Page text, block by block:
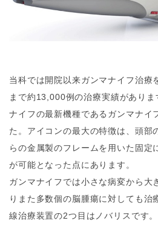
当科では開院以来ガンマナイフ治療
まで約13,000例の治療実績があり
ナイフの最新機種であるガンマナイ
た。アイコンの最大の特徴は、頭部
らの金属製のフレームを用いた固定
が可能となった点にあります。
ガンマナイフでは小さな病変から大
りまた多数個の脳腫瘍に対しても治
線治療装置の2つ目はノバリスです。